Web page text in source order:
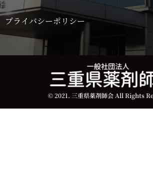
プライバシーポリシー
© 2021. 三重県薬剤師会 All Rights